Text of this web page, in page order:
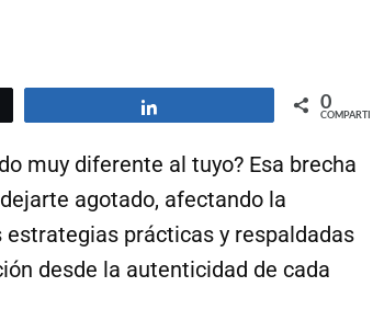
0
COMPARTIR
muy diferente al tuyo? Esa brecha
agotado, afectando la
prácticas y respaldadas
desde la autenticidad de cada